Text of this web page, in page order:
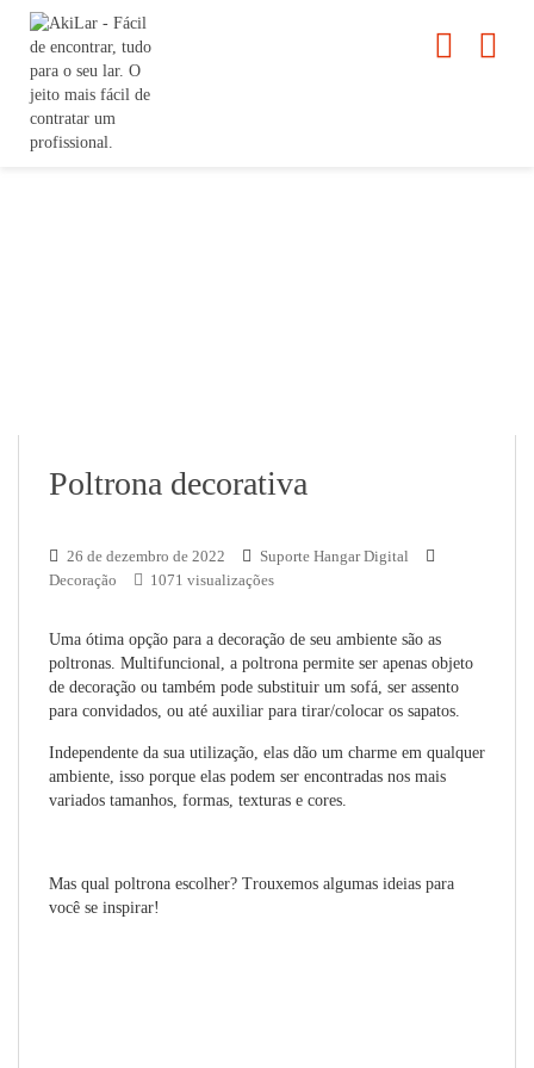
Poltrona decorativa
26 de dezembro de 2022
Suporte Hangar Digital
Decoração
1071 visualizações
Uma ótima opção para a decoração de seu ambiente são as
poltronas. Multifuncional, a poltrona permite ser apenas objeto
de decoração ou também pode substituir um sofá, ser assento
para convidados, ou até auxiliar para tirar/colocar os sapatos.
Independente da sua utilização, elas dão um charme em qualquer
ambiente, isso porque elas podem ser encontradas nos mais
variados tamanhos, formas, texturas e cores.
Mas qual poltrona escolher? Trouxemos algumas ideias para
você se inspirar!